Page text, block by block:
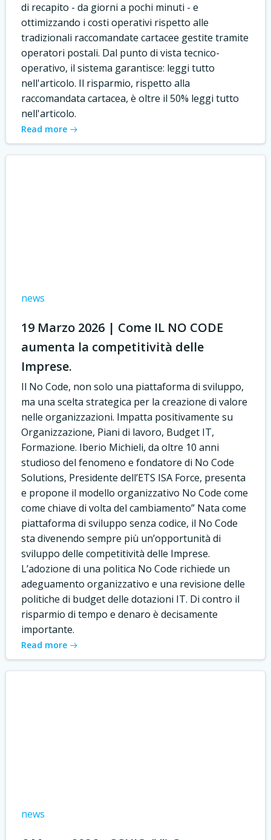
di recapito - da giorni a pochi minuti - e
ottimizzando i costi operativi rispetto alle
tradizionali raccomandate cartacee gestite tramite
operatori postali. Dal punto di vista tecnico-
operativo, il sistema garantisce: leggi tutto
nell'articolo. Il risparmio, rispetto alla
raccomandata cartacea, è oltre il 50% leggi tutto
nell'articolo.
Read more
news
19 Marzo 2026 | Come IL NO CODE
aumenta la competitività delle
Imprese.
Il No Code, non solo una piattaforma di sviluppo,
ma una scelta strategica per la creazione di valore
nelle organizzazioni. Impatta positivamente su
Organizzazione, Piani di lavoro, Budget IT,
Formazione. Iberio Michieli, da oltre 10 anni
studioso del fenomeno e fondatore di No Code
Solutions, Presidente dell’ETS ISA Force, presenta
e propone il modello organizzativo No Code come
come chiave di volta del cambiamento” Nata come
piattaforma di sviluppo senza codice, il No Code
sta divenendo sempre più un’opportunità di
sviluppo delle competitività delle Imprese.
L’adozione di una politica No Code richiede un
adeguamento organizzativo e una revisione delle
politiche di budget delle dotazioni IT. Di contro il
risparmio di tempo e denaro è decisamente
importante.
Read more
news